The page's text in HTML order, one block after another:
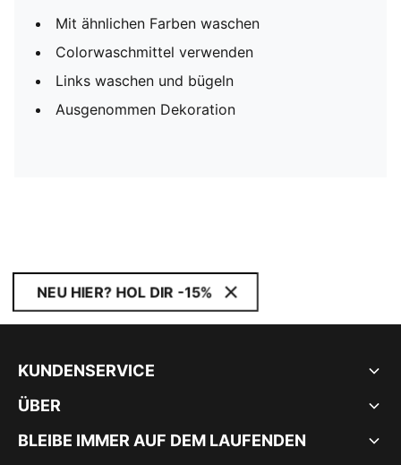
Mit ähnlichen Farben waschen
Colorwaschmittel verwenden
Links waschen und bügeln
Ausgenommen Dekoration
NEU HIER? HOL DIR -15%
KUNDENSERVICE
ÜBER
BLEIBE IMMER AUF DEM LAUFENDEN